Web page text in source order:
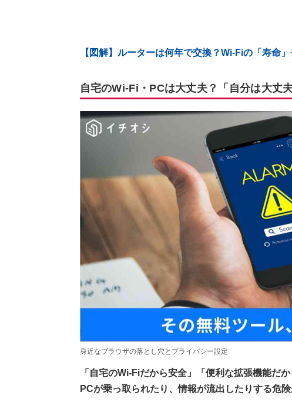
【図解】ルーターは何年で交換？Wi-Fiの「寿命
自宅のWi-Fi・PCは大丈夫？「自分は大丈
身近なブラウザの落とし穴とプライバシー設定
「自宅のWi-Fiだから安全」「便利な拡張機能だ
PCが乗っ取られたり、情報が流出したりする危険